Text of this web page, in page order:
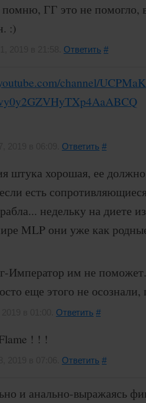
помню, ГГ это не помогло,
:)
Ответить #
channel/
Ответить #
штука хорошая, ее
есть
недельку на диете
MLP они уже как
Император им не
еще этого не осознали,
Ответить #
! ! !
Ответить #
и анально-выражаясь